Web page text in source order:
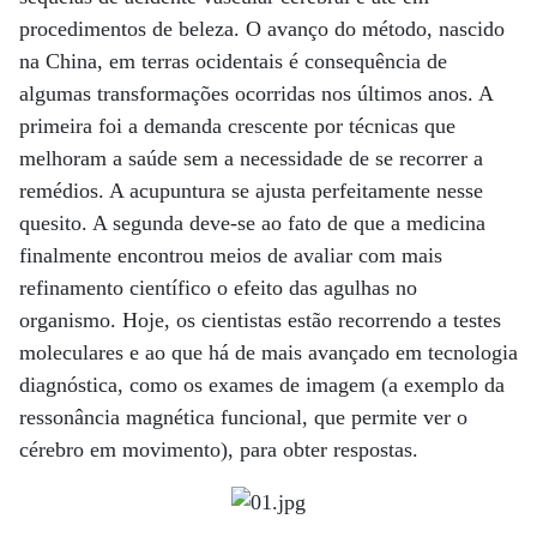
procedimentos de beleza. O avanço do método, nascido
na China, em terras ocidentais é consequência de
algumas transformações ocorridas nos últimos anos. A
primeira foi a demanda crescente por técnicas que
melhoram a saúde sem a necessidade de se recorrer a
remédios. A acupuntura se ajusta perfeitamente nesse
quesito. A segunda deve-se ao fato de que a medicina
finalmente encontrou meios de avaliar com mais
refinamento científico o efeito das agulhas no
organismo. Hoje, os cientistas estão recorrendo a testes
moleculares e ao que há de mais avançado em tecnologia
diagnóstica, como os exames de imagem (a exemplo da
ressonância magnética funcional, que permite ver o
cérebro em movimento), para obter respostas.